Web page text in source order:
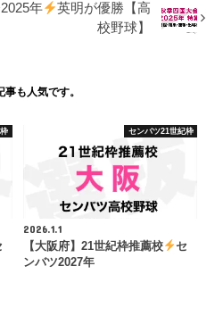
年
英明が優勝【高
校野球】
事も人気です。
センバツ21世紀枠
2026.1.1
【大阪府】21世紀枠推薦校
セ
ンバツ2027年